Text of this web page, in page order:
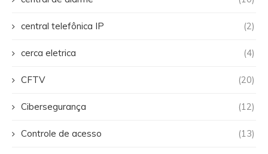
central telefônica IP (2)
cerca eletrica (4)
CFTV (20)
Cibersegurança (12)
Controle de acesso (13)